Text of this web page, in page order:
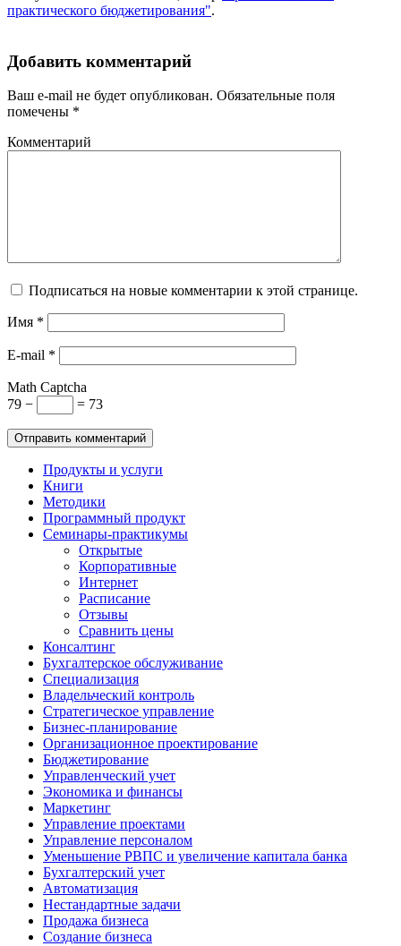
практического бюджетирования".
Добавить комментарий
Ваш e-mail не будет опубликован. Обязательные поля
помечены *
Комментарий
Подписаться на новые комментарии к этой странице.
Имя *
E-mail *
Math Captcha
79 −
= 73
Продукты и услуги
Книги
Методики
Программный продукт
Семинары-практикумы
Открытые
Корпоративные
Интернет
Расписание
Отзывы
Сравнить цены
Консалтинг
Бухгалтерское обслуживание
Специализация
Владельческий контроль
Стратегическое управление
Бизнес-планирование
Организационное проектирование
Бюджетирование
Управленческий учет
Экономика и финансы
Маркетинг
Управление проектами
Управление персоналом
Уменьшение РВПС и увеличение капитала банка
Бухгалтерский учет
Автоматизация
Нестандартные задачи
Продажа бизнеса
Создание бизнеса